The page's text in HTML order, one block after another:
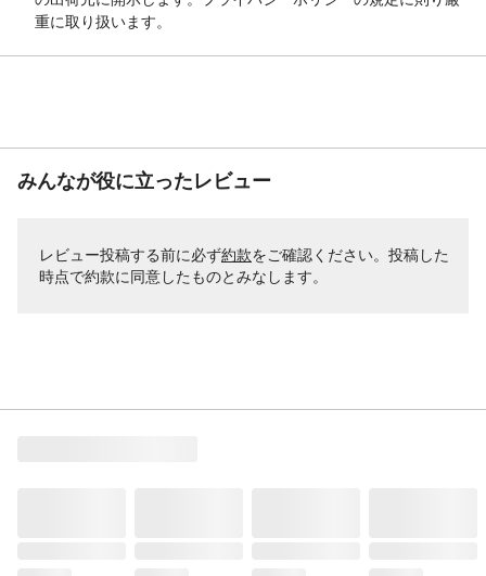
重に取り扱います。
みんなが役に立ったレビュー
レビュー投稿する前に必ず約款をご確認ください。投稿した
時点で約款に同意したものとみなします。